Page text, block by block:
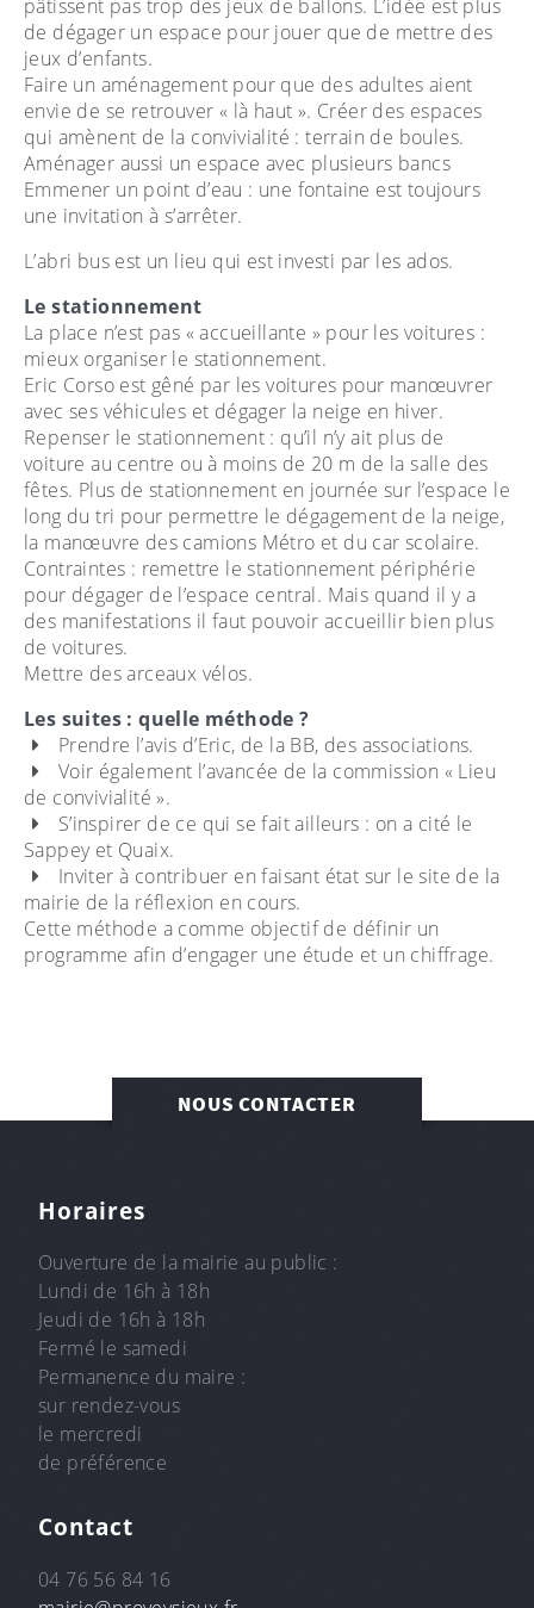
pâtissent pas trop des jeux de ballons. L’idée est plus
de dégager un espace pour jouer que de mettre des
jeux d’enfants.
Faire un aménagement pour que des adultes aient
envie de se retrouver « là haut ». Créer des espaces
qui amènent de la convivialité : terrain de boules.
Aménager aussi un espace avec plusieurs bancs
Emmener un point d’eau : une fontaine est toujours
une invitation à s’arrêter.
L’abri bus est un lieu qui est investi par les ados.
Le stationnement
La place n’est pas « accueillante » pour les voitures :
mieux organiser le stationnement.
Eric Corso est gêné par les voitures pour manœuvrer
avec ses véhicules et dégager la neige en hiver.
Repenser le stationnement : qu’il n’y ait plus de
voiture au centre ou à moins de 20 m de la salle des
fêtes. Plus de stationnement en journée sur l’espace le
long du tri pour permettre le dégagement de la neige,
la manœuvre des camions Métro et du car scolaire.
Contraintes : remettre le stationnement périphérie
pour dégager de l’espace central. Mais quand il y a
des manifestations il faut pouvoir accueillir bien plus
de voitures.
Mettre des arceaux vélos.
Les suites : quelle méthode ?
Prendre l’avis d’Eric, de la BB, des associations.
Voir également l’avancée de la commission « Lieu
de convivialité ».
S’inspirer de ce qui se fait ailleurs : on a cité le
Sappey et Quaix.
Inviter à contribuer en faisant état sur le site de la
mairie de la réflexion en cours.
Cette méthode a comme objectif de définir un
programme afin d’engager une étude et un chiffrage.
NOUS CONTACTER
Horaires
Ouverture de la mairie au public :
Lundi de 16h à 18h
Jeudi de 16h à 18h
Fermé le samedi
Permanence du maire :
sur rendez-vous
le mercredi
de préférence
Contact
04 76 56 84 16